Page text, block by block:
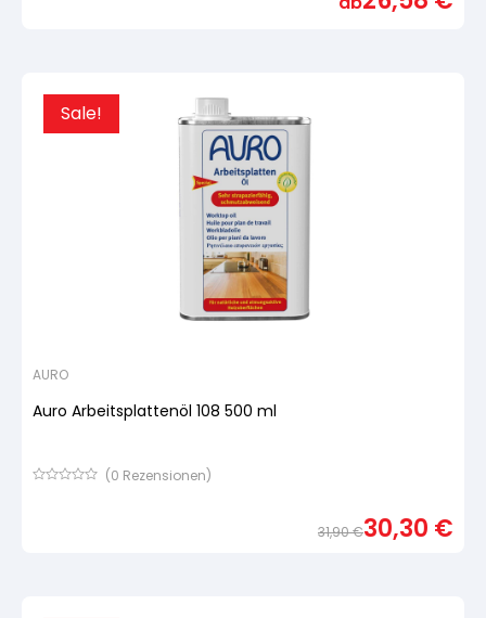
Sale!
AURO
Auro Arbeitsplattenöl 108 500 ml
(0 Rezensionen)
31,90€30,30 €